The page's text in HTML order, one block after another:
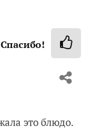
Спасибо!
это блюдо.